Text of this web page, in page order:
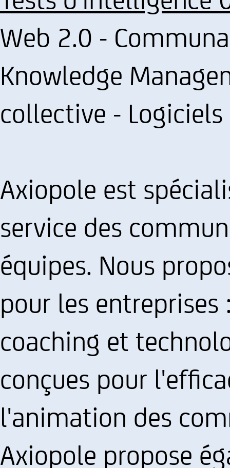
Web 2.0 -
Knowledge
collective -
Axiopole est
service des
équipes. Nous
pour les
coaching et
conçues pour
l'animation des
Axiopole propose